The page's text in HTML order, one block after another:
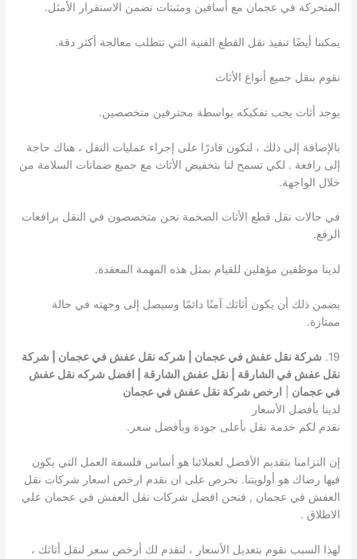
المتحركة في عجمان مع أسافين ومثبتات تضمن الاستقرار الأمثل.
يمكننا أيضًا تنفيذ نقل القطع الفنية التي تتطلب معالجة أكثر دقة.
نقوم بنقل جميع أنواع الأثاث
يوجد أثاث يجب تفكيكه بواسطة محترفين متخصصين.
بالإضافة إلى ذلك ، لتكون قادرًا على إجراء عمليات النقل ، هناك حاجة
إلى رافعة . لكي تسمح لنا بتخفيض الأثاث مع جميع ضمانات السلامة من
خلال الواجهة.
في حالات نقل قطع الأثاث الضخمة نحن متخصصون في النقل برافعات
الرفع.
لدينا موظفين مؤهلين للقيام بمثل هذه المهمة المعقدة.
يضمن ذلك أن يكون أثاثك آمنًا دائمًا وسيصل إلى وجهته في حالة
ممتازة.
19.
شركة نقل عفش في عجمان | شركه نقل عفش في عجمان | شركة
نقل عفش في الشارقة | نقل عفش الشارقة | افضل شركه نقل عفش
في عجمان
ارخص شركة نقل عفش في عجمان
لدينا بأفضل الأسعار
نقدم لكم خدمة نقل بأعلى جودة وبأفضل سعر.
إن التزامنا بتقديم الأفضل لعملائنا هو أساس فلسفة العمل التي يكون
فيها رضاك ​​هو أولويتنا. نحرص على ان نقدم ارخص اسعار شركات نقل
العفش في عجمان , فنحن افضل شركات نقل العفش في عجمان علي
الاطلاق .
لهذا السبب نقوم بتعديل الأسعار ، لنقدم لك أرخص سعر لنقل أثاثك ،